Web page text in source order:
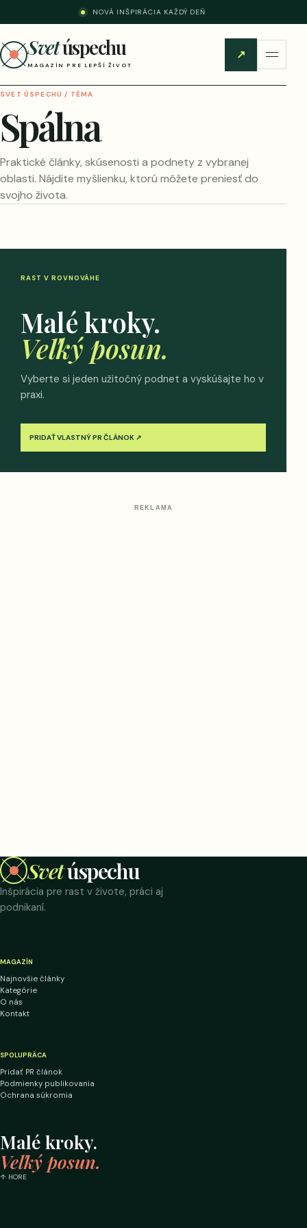
NOVÁ INŠPIRÁCIA KAŽDÝ DEŇ
Svetúspechu
MAGAZÍN PRE LEPŠÍ ŽIVOT
↗
SVET ÚSPECHU / TÉMA
Spálna
Praktické články, skúsenosti a podnety z vybranej
oblasti. Nájdite myšlienku, ktorú môžete preniesť do
svojho života.
RAST V ROVNOVÁHE
Malé kroky.
Veľký posun.
Vyberte si jeden užitočný podnet a vyskúšajte ho v
praxi.
PRIDAŤ VLASTNÝ PR ČLÁNOK ↗
REKLAMA
Svetúspechu
Inšpirácia pre rast v živote, práci aj
podnikaní.
MAGAZÍN
Najnovšie články
Kategórie
O nás
Kontakt
SPOLUPRÁCA
Pridať PR článok
Podmienky publikovania
Ochrana súkromia
Malé kroky.
Veľký posun.
↑ HORE